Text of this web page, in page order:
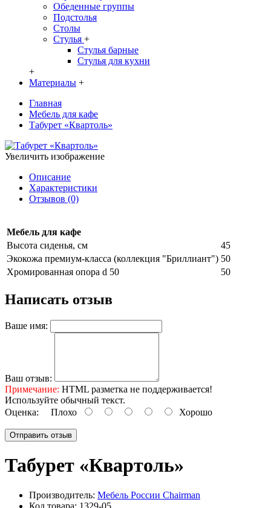
Обеденные группы
Подстолья
Столы
Стулья +
Стулья барные
Стулья для кухни
+
Материалы +
Главная
Мебель для кафе
Табурет «Квартоль»
Увеличить изображение
Описание
Характеристики
Отзывов (0)
Мебель для кафе
Высота сиденья, см
45
Экокожа премиум-класса (коллекция "Бриллиант") 50
Хромированная опора d 50
50
Написать отзыв
Ваше имя:
Ваш отзыв:
Примечание: HTML разметка не поддерживается!
Используйте обычный текст.
Оценка: Плохо Хорошо
Отправить отзыв
Табурет «Квартоль»
Производитель: Мебель России Chairman
Код товара: 1329-05